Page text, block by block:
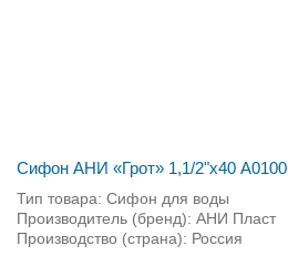
Сифон АНИ «Грот» 1,1/2"х40 А0100
Тип товара: Сифон для воды
Производитель (бренд): АНИ Пласт
Производство (страна): Россия